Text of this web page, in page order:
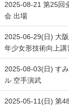
2025-08-21 第25回
会 出場
2025-06-29(日) 大
年少女形技術向上講
2025-08-03(日) す
ル 空手演武
2025-05-11(日) 第